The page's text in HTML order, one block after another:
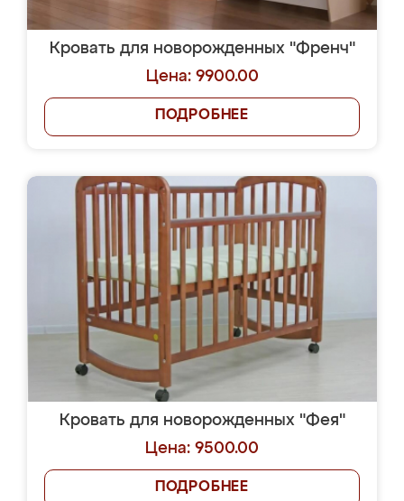
Кровать для новорожденных "Френч"
Цена: 9900.00
ПОДРОБНЕЕ
Кровать для новорожденных "Фея"
Цена: 9500.00
ПОДРОБНЕЕ